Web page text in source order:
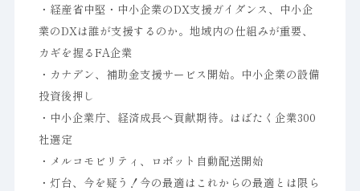
・経産省中堅・中小企業のDX支援ガイダンス、中小企
業のDXは誰が支援するのか。地域内の仕組みが重要、
カギを握るFA企業
・カナデン、補助金支援サービス開始。中小企業の設備
投資後押し
・中小企業庁、経済成長へ貢献期待。はばたく企業300
社選定
・メルコモビリティ、ロボット自動配送開始
・灯台、今を疑う！今の最適はこれからの最適とは限ら